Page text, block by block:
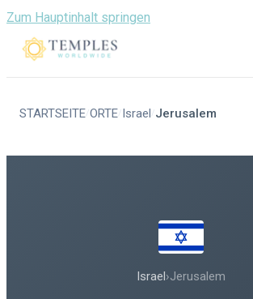
Zum Hauptinhalt springen
STARTSEITE/ORTE/ Israel / Jerusalem
Israel›Jerusalem